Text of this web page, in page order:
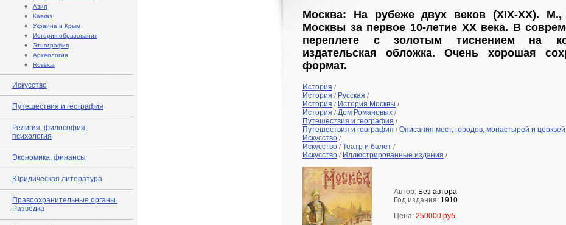
♦ Азия
♦ Кавказ
♦ Украина и Крым
♦ История образования
♦ Этнография
♦ Археология
♦ Rossica
Искусство
Путешествия и география
Религия, философия,
психология
Экономика, финансы
Юридическая литература
Правоохранительные органы.
Разведка
Москва: На рубеже двух веков (XIX-XX).
Москвы за первое 10-летие ХХ века. В
переплете с золотым тиснением на
издательская обложка. Очень хорошая
формат.
История /
История / Русская /
История / История Москвы /
История / Дом Романовых /
Путешествия и география /
Путешествия и география / Описания мест, городов, монастырей и церквей
Искусство /
Искусство / Театр и балет /
Искусство / Иллюстрированные издания /
Автор: Без автора
Год издания: 1910
Цена: 250000 руб.